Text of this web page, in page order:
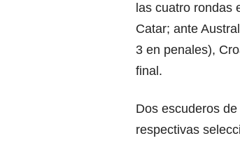
las cuatro rondas
Catar; ante
3 en penales),
final.
Dos escuderos
respectivas